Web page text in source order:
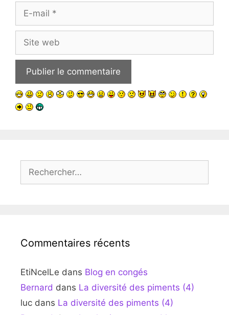
mail
web
Commentaires récents
EtiNcelLe dans Blog en congés
Bernard dans La diversité des piments (4)
luc dans La diversité des piments (4)